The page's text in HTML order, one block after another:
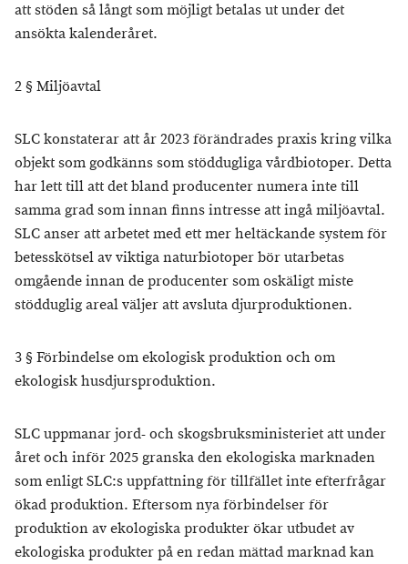
att stöden så långt som möjligt betalas ut under det
ansökta kalenderåret.
2 § Miljöavtal
SLC konstaterar att år 2023 förändrades praxis kring vilka
objekt som godkänns som stöddugliga vårdbiotoper. Detta
har lett till att det bland producenter numera inte till
samma grad som innan finns intresse att ingå miljöavtal.
SLC anser att arbetet med ett mer heltäckande system för
betesskötsel av viktiga naturbiotoper bör utarbetas
omgående innan de producenter som oskäligt miste
stödduglig areal väljer att avsluta djurproduktionen.
3 § Förbindelse om ekologisk produktion och om
ekologisk husdjursproduktion.
SLC uppmanar jord- och skogsbruksministeriet att under
året och inför 2025 granska den ekologiska marknaden
som enligt SLC:s uppfattning för tillfället inte efterfrågar
ökad produktion. Eftersom nya förbindelser för
produktion av ekologiska produkter ökar utbudet av
ekologiska produkter på en redan mättad marknad kan